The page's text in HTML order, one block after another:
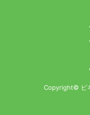
Copyright© ビ